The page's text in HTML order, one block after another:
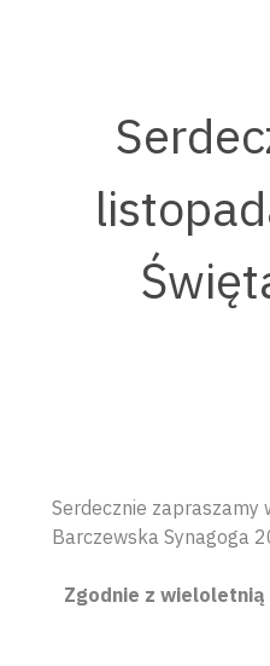
Serdecznie zapraszamy
Barczewska Synagoga
Zgodnie z